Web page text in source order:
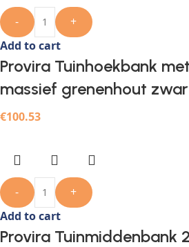
-
+
Add to cart
Provira Tuinhoekbank
massief grenenhout
€100.53
-
+
Add to cart
Provira Tuinmiddenbank